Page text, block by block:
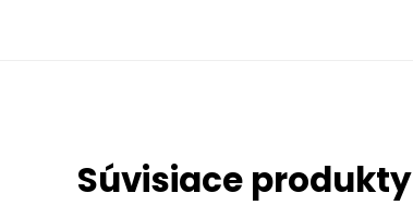
Súvisiace produkty